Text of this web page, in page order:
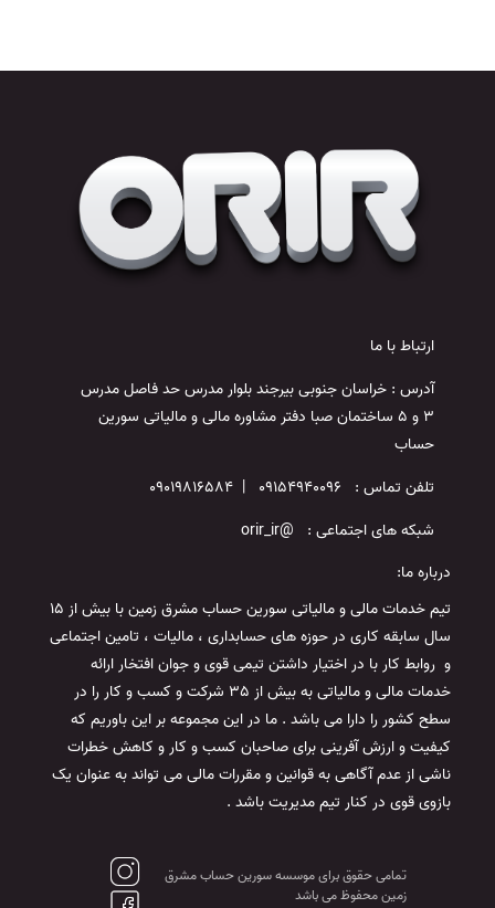
ارتباط با ما
آدرس : خراسان جنوبی بیرجند بلوار مدرس حد فاصل مدرس
3 و 5 ساختمان صبا دفتر مشاوره مالی و مالیاتی سورین
حساب
تلفن تماس : 09154940096 | 09019816584
شبکه های اجتماعی : @orir_ir
درباره ما:
تیم خدمات مالی و مالیاتی سورین حساب مشرق زمین با بیش از 15
سال سابقه کاری در حوزه های حسابداری ، مالیات ، تامین اجتماعی
و روابط کار با در اختیار داشتن تیمی قوی و جوان افتخار ارائه
خدمات مالی و مالیاتی به بیش از 35 شرکت و کسب و کار را در
سطح کشور را دارا می باشد . ما در این مجموعه بر این باوریم که
کیفیت و ارزش آفرینی برای صاحبان کسب و کار و کاهش خطرات
ناشی از عدم آگاهی به قوانین و مقررات مالی می تواند به عنوان یک
بازوی قوی در کنار تیم مدیریت باشد .
تمامی حقوق برای موسسه سورین حساب مشرق
زمین محفوظ می باشد